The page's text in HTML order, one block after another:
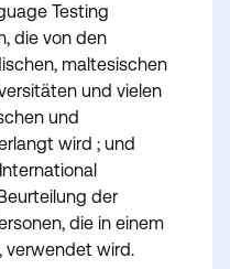
Testing
die von den
maltesischen
und vielen
und
wird ; und
der
die in einem
verwendet wird.